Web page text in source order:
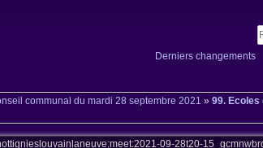
Derniers changements
communal du mardi 28 septembre 2021 »99. Ecoles
09-28t20-